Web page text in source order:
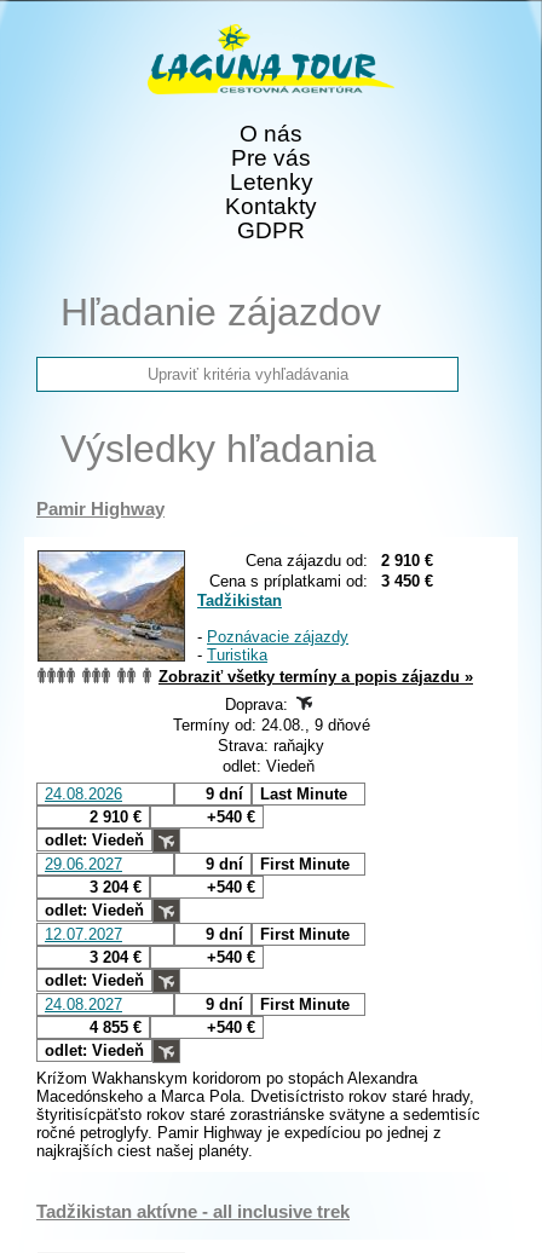
O nás
Pre vás
Letenky
Kontakty
GDPR
Hľadanie zájazdov
Výsledky hľadania
Pamir Highway
Cena zájazdu od:
2 910 €
Cena s príplatkami od:
3 450 €
Tadžikistan
- Poznávacie zájazdy
- Turistika
Zobraziť všetky termíny a popis zájazdu »
Doprava:
Termíny od: 24.08., 9 dňové
Strava: raňajky
odlet: Viedeň
24.08.2026
9 dní
Last Minute
2 910 €
+540 €
odlet: Viedeň
29.06.2027
9 dní
First Minute
3 204 €
+540 €
odlet: Viedeň
12.07.2027
9 dní
First Minute
3 204 €
+540 €
odlet: Viedeň
24.08.2027
9 dní
First Minute
4 855 €
+540 €
odlet: Viedeň
Krížom Wakhanskym koridorom po stopách Alexandra
Macedónskeho a Marca Pola. Dvetisíctristo rokov staré hrady,
štyritisícpäťsto rokov staré zorastriánske svätyne a sedemtisíc
ročné petroglyfy. Pamir Highway je expedíciou po jednej z
najkrajších ciest našej planéty.
Tadžikistan aktívne - all inclusive trek